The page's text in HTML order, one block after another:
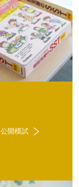
公開模試